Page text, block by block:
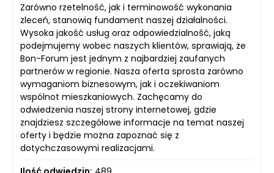
Zarówno rzetelność, jak i terminowość wykonania
zleceń, stanowią fundament naszej działalności.
Wysoka jakość usług oraz odpowiedzialność, jaką
podejmujemy wobec naszych klientów, sprawiają, że
Bon-Forum jest jednym z najbardziej zaufanych
partnerów w regionie. Nasza oferta sprosta zarówno
wymaganiom biznesowym, jak i oczekiwaniom
wspólnot mieszkaniowych. Zachęcamy do
odwiedzenia naszej strony internetowej, gdzie
znajdziesz szczegółowe informacje na temat naszej
oferty i będzie można zapoznać się z
dotychczasowymi realizacjami.